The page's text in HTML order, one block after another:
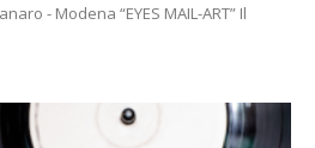
- Modena “EYES MAIL-ART” Il